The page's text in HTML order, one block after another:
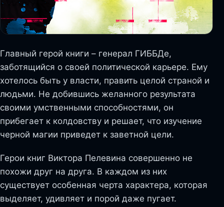
Главный герой книги – генерал ГИББДе,
заботящийся о своей политической карьере. Ему
хотелось быть у власти, править целой страной и
людьми. Не добившись желанного результата
своими умственными способностями, он
прибегает к колдовству и решает, что изучение
черной магии приведет к заветной цели.
Герои книг Виктора Пелевина совершенно не
похожи друг на друга. В каждом из них
существует особенная черта характера, которая
выделяет, удивляет и порой даже пугает.